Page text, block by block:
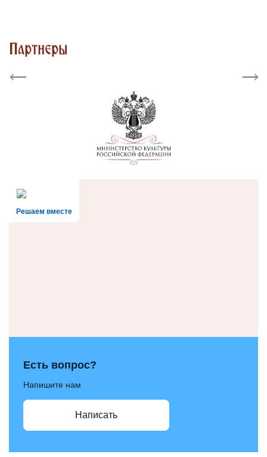
Партнеры
Previous Next
Решаем вместе
Есть вопрос?
Напишите нам
Написать